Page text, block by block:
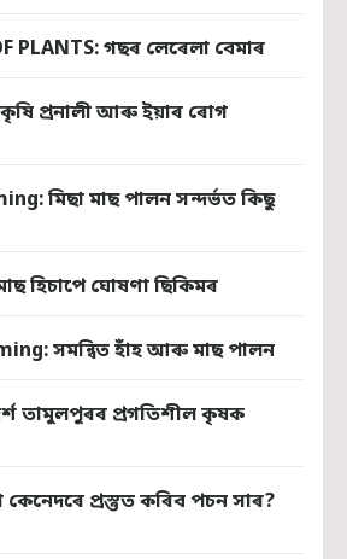
PLANTS: গছৰ লেৰেলা বেমাৰ
প্রনালী আৰু ইয়াৰ ৰোগ
মিছা মাছ পালন সন্দৰ্ভত কিছু
হিচাপে ঘোষণা ছিকিমৰ
সমন্বিত হাঁহ আৰু মাছ পালন
তামুলপুৰৰ প্ৰগতিশীল কৃষক
কেনেদৰে প্ৰস্তুত কৰিব পচন সাৰ?